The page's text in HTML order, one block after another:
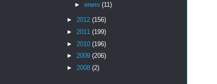
► enero (11)
► 2012 (156)
► 2011 (199)
► 2010 (196)
► 2009 (206)
► 2008 (2)